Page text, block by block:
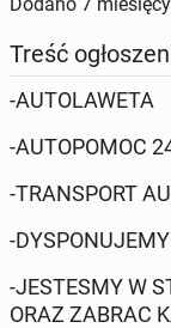
Treść
-AUTOLAWETA
-AUTOPOMOC
-TRANSPORT
-
-JESTESMY W
ORAZ ZABRAC